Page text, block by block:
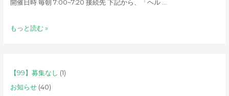
開催日時 毎朝 7:00~7:20 接続先 下記から、「ヘル …
[コ
画]
ヘ
もっと読む »
【99】募集なし (1)
お知らせ(40)